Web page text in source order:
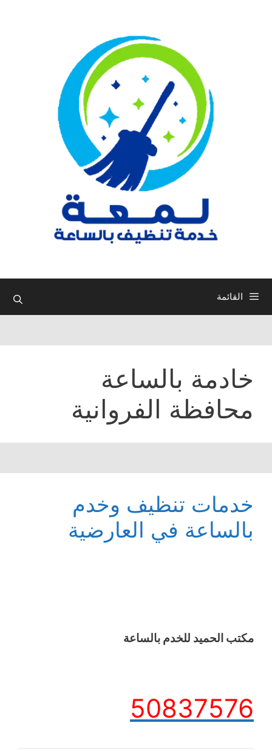
القائمة
خادمة بالساعة
محافظة الفروانية
خدمات تنظيف وخدم
بالساعة في العارضية
مكتب الحميد للخدم بالساعة
50837576